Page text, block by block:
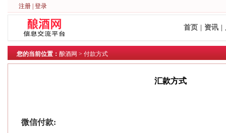
注册 登录
首页 资讯
您的当前位置： 酿酒网 > 付款方式
汇款方式
微信付款: